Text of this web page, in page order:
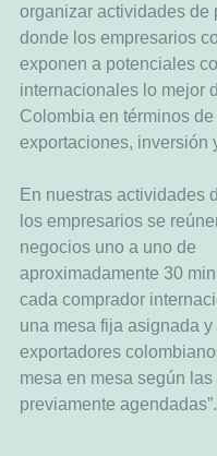
organizar actividades de
donde los empresarios
exponen a potenciales
internacionales lo mejor
Colombia en términos de
exportaciones, inversión
En nuestras actividades
los empresarios se
negocios uno a uno de
aproximadamente 30
cada comprador
una mesa fija asignada y
exportadores
mesa en mesa según las
previamente agendadas”.